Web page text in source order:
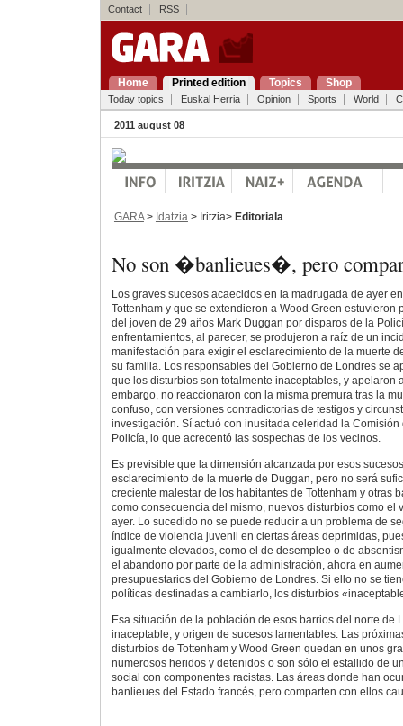
Contact RSS
Home Printed edition Topics Shop
Today topics Euskal Herria Opinion Sports World
2011 august 08
GARA> Idatzia > Iritzia> Editoriala
No son �banlieues�, pero
Los graves sucesos acaecidos en la madrugada de ayer
Tottenham y que se extendieron a Wood Green estuvieron
del joven de 29 años Mark Duggan por disparos de la
enfrentamientos, al parecer, se produjeron a raíz de un
manifestación para exigir el esclarecimiento de la muerte
su familia. Los responsables del Gobierno de Londres se
que los disturbios son totalmente inaceptables, y apelaron
embargo, no reaccionaron con la misma premura tras la
confuso, con versiones contradictorias de testigos y
investigación. Sí actuó con inusitada celeridad la Comisión
Policía, lo que acrecentó las sospechas de los vecinos.
Es previsible que la dimensión alcanzada por esos
esclarecimiento de la muerte de Duggan, pero no será
creciente malestar de los habitantes de Tottenham y otras
como consecuencia del mismo, nuevos disturbios como el
ayer. Lo sucedido no se puede reducir a un problema de
índice de violencia juvenil en ciertas áreas deprimidas,
igualmente elevados, como el de desempleo o de
el abandono por parte de la administración, ahora en
presupuestarios del Gobierno de Londres. Si ello no se
políticas destinadas a cambiarlo, los disturbios
Esa situación de la población de esos barrios del norte de
inaceptable, y origen de sucesos lamentables. Las
disturbios de Tottenham y Wood Green quedan en unos
numerosos heridos y detenidos o son sólo el estallido de
social con componentes racistas. Las áreas donde han
banlieues del Estado francés, pero comparten con ellos